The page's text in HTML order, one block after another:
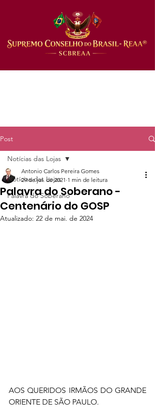
Post
Notícias das Lojas
Palavra do Soberano
Notícias das Lojas
Palavra do Soberano -
Centenário do GOSP
Antonio Carlos Pereira Gomes
29 de jul. de 2021 1 min de leitura
Atualizado: 22 de mai. de 2024
AOS QUERIDOS IRMÃOS DO GRANDE
ORIENTE DE SÃO PAULO.